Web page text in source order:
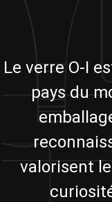
Le verre O-I
pays du
valorisent